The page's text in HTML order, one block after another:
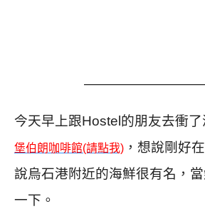
今天早上跟Hostel的朋友去衝
堡伯朗咖啡館(請點我) ，想說剛好
說烏石港附近的海鮮很有名，
一下。